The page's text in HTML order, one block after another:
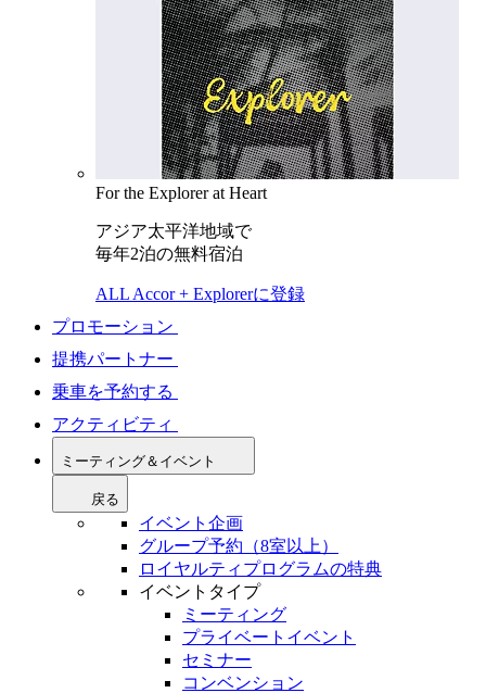
For the Explorer at Heart
アジア太平洋地域で
毎年2泊の無料宿泊
ALL Accor + Explorerに登録
プロモーション
提携パートナー
乗車を予約する
アクティビティ
ミーティング＆イベント
戻る
イベント企画
グループ予約（8室以上）
ロイヤルティプログラムの特典
イベントタイプ
ミーティング
プライベートイベント
セミナー
コンベンション